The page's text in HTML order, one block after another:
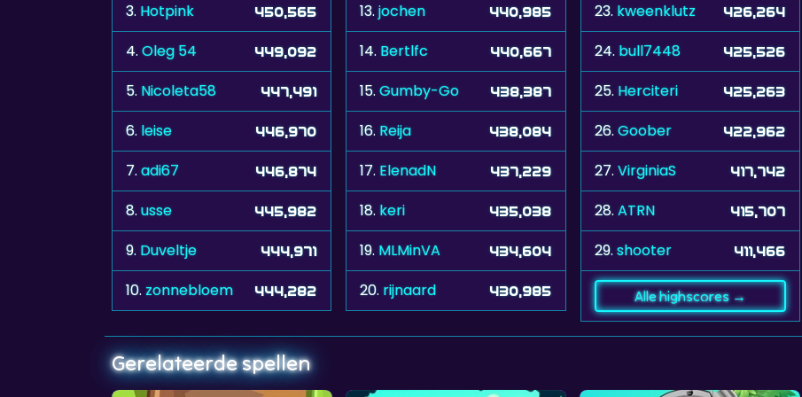
3. Hotpink 450,565
4.Oleg 54 449,092
5. Nicoleta58 447,491
6. leise 446,970
7.adi67 446,874
8.usse 445,982
9. Duveltje 444,971
10.zonnebloem 444,282
13.jochen 440,985
14. Bertlfc 440,667
15.Gumby-Go 438,387
16. Reija 438,084
17. ElenadN 437,229
18. keri 435,038
19. MLMinVA 434,604
20. rijnaard 430,985
23. kweenklutz 426,264
24. bull7448 425,526
25. Herciteri 425,263
26.Goober 422,962
27.VirginiaS 417,742
28.ATRN 415,707
29.shooter 411,466
Alle highscores →
Gerelateerde spellen